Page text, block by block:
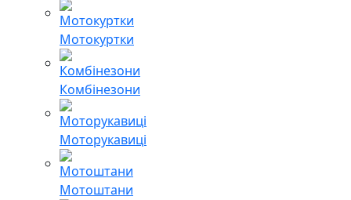
Мотокуртки
Комбінезони
Моторукавиці
Мотоштани